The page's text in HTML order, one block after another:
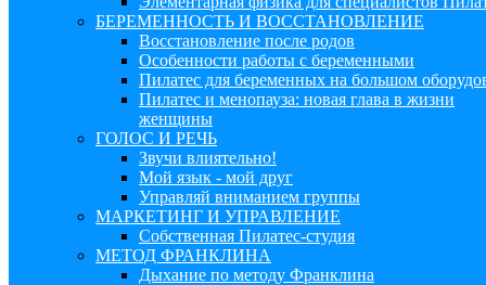
БЕРЕМЕННОСТЬ И ВОССТАНОВЛЕНИЕ
Восстановление после родов
Особенности работы с беременными
Пилатес для беременных на большом
Пилатес и менопауза: новая глава в жизни
женщины
ГОЛОС И РЕЧЬ
Звучи влиятельно!
Мой язык - мой друг
Управляй вниманием группы
МАРКЕТИНГ И УПРАВЛЕНИЕ
Собственная Пилатес-студия
МЕТОД ФРАНКЛИНА
Дыхание по методу Франклина